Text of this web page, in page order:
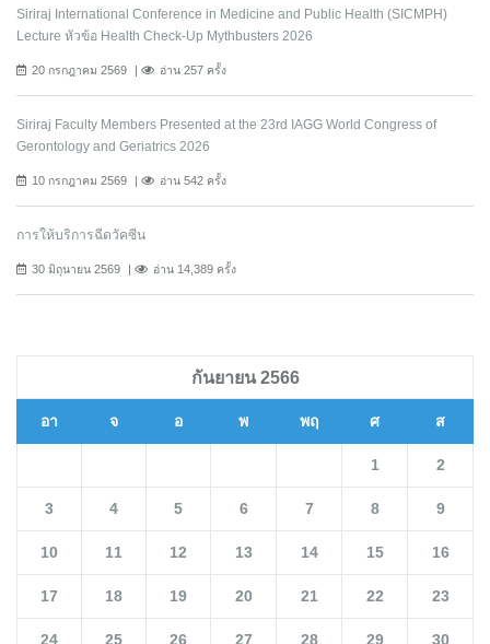
Siriraj International Conference in Medicine and Public Health (SICMPH)
Lecture หัวข้อ Health Check-Up Mythbusters 2026
20 กรกฎาคม 2569 อ่าน 257 ครั้ง
Siriraj Faculty Members Presented at the 23rd IAGG World Congress of
Gerontology and Geriatrics 2026
10 กรกฎาคม 2569 อ่าน 542 ครั้ง
การให้บริการฉีดวัคซีน
30 มิถุนายน 2569 อ่าน 14,389 ครั้ง
กันยายน 2566
อา จ อ พ พฤ ศ ส
1 2
3 4 5 6 7 8 9
10 11 12 13 14 15 16
17 18 19 20 21 22 23
24 25 26 27 28 29 30